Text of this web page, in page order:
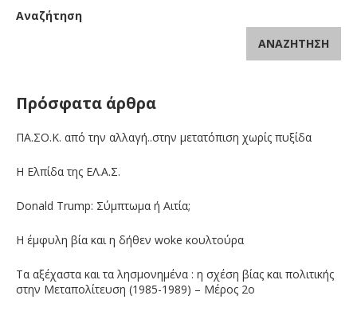
Αναζήτηση
ΑΝΑΖΉΤΗΣΗ
Πρόσφατα άρθρα
ΠΑ.ΣΟ.Κ. από την αλλαγή..στην μετατόπιση χωρίς πυξίδα
Η Ελπίδα της ΕΛ.Α.Σ.
Donald Trump: Σύμπτωμα ή Αιτία;
Η έμφυλη βία και η δήθεν woke κουλτούρα
Τα αξέχαστα και τα λησμονημένα : η σχέση βίας και πολιτικής
στην Μεταπολίτευση (1985-1989) – Μέρος 2ο